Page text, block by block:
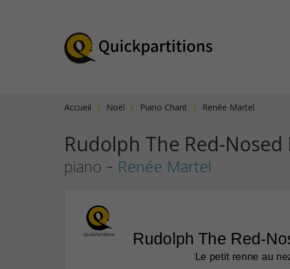
Accueil Noël Piano Chant Renée Martel
Rudolph The Red-
piano - Renée Martel
Rudolph The Red-
Le petit renne au